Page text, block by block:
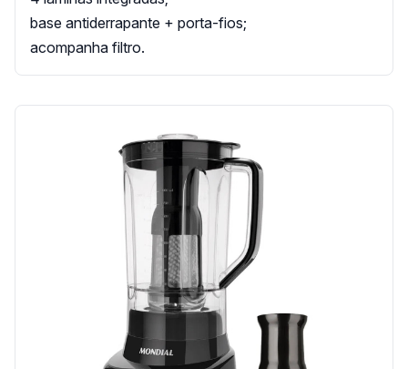
base antiderrapante + porta-fios;
acompanha filtro.